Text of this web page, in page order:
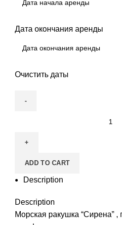
Дата окончания аренды
Очистить даты
quantity
ADD TO CART
Description
Description
Морская ракушка “Сирена” ,